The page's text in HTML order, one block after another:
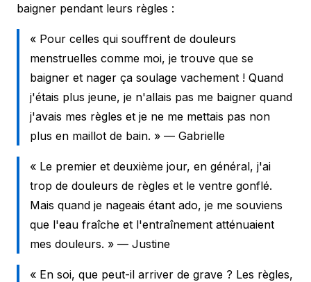
baigner pendant leurs règles :
« Pour celles qui souffrent de douleurs
menstruelles comme moi, je trouve que se
baigner et nager ça soulage vachement ! Quand
j'étais plus jeune, je n'allais pas me baigner quand
j'avais mes règles et je ne me mettais pas non
plus en maillot de bain. » — Gabrielle
« Le premier et deuxième jour, en général, j'ai
trop de douleurs de règles et le ventre gonflé.
Mais quand je nageais étant ado, je me souviens
que l'eau fraîche et l'entraînement atténuaient
mes douleurs. » — Justine
« En soi, que peut-il arriver de grave ? Les règles,